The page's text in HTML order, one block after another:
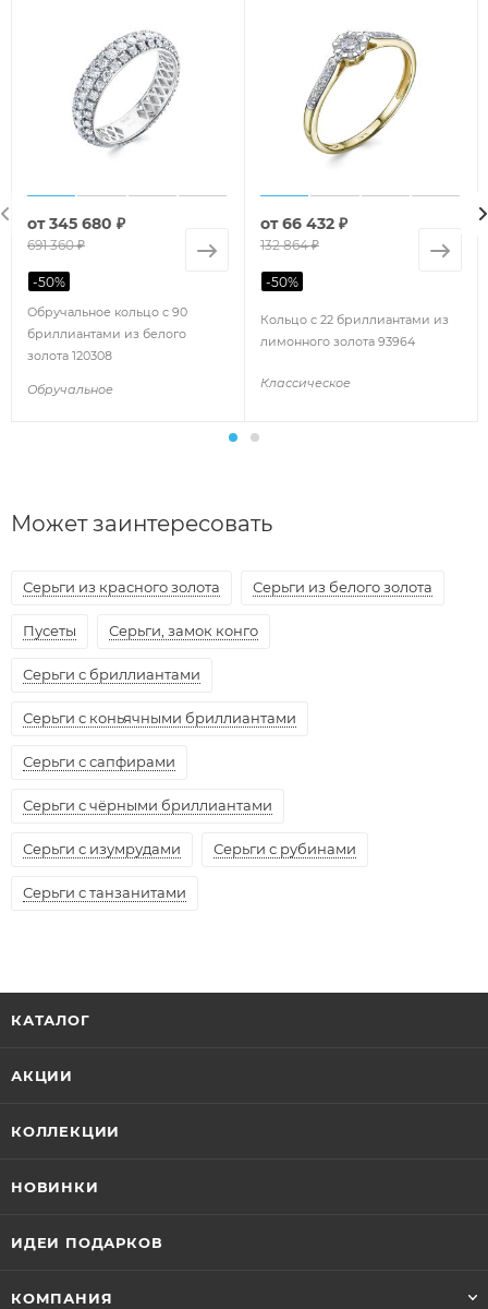
Обручальное кольцо с 90
бриллиантами из белого
золота 120308
Обручальное
от345 680 ₽
691 360 ₽
-50%
Кольцо с 22 бриллиантами из
лимонного золота 93964
Классическое
от66 432 ₽
132 864 ₽
-50%
Может заинтересовать
Серьги из красного золота Серьги из белого золота
Пусеты Серьги, замок конго
Серьги с бриллиантами
Серьги с коньячными бриллиантами
Серьги с сапфирами
Серьги с чёрными бриллиантами
Серьги с изумрудами Серьги с рубинами
Серьги с танзанитами
КАТАЛОГ
АКЦИИ
КОЛЛЕКЦИИ
НОВИНКИ
ИДЕИ ПОДАРКОВ
КОМПАНИЯ